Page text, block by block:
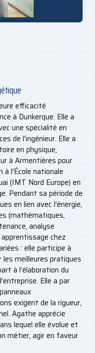
efficacité
à Dunkerque. Elle a
une spécialité en
de l'ingénieur. Elle a
en physique,
à Armentières pour
l'École nationale
(IMT Nord Europe) en
Pendant sa période de
en lien avec l'énergie,
(mathématiques,
analyse
apprentissage chez
: elle participe à
meilleures pratiques
à l’élaboration du
Elle a par
exigent de la rigueur,
Agathe apprécie
lequel elle évolue et
métier, agir en faveur